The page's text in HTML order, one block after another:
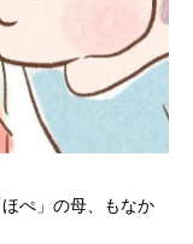
ぺ」の母、もなか